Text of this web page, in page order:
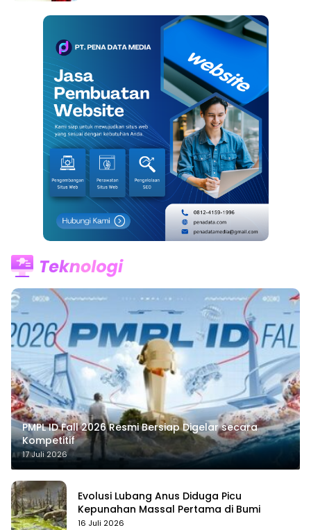
PMPL ID Fall 2026 Resmi Bersiap Digelar secara
Kompetitif
17 Juli 2026
Evolusi Lubang Anus Diduga Picu
Kepunahan Massal Pertama di Bumi
16 Juli 2026